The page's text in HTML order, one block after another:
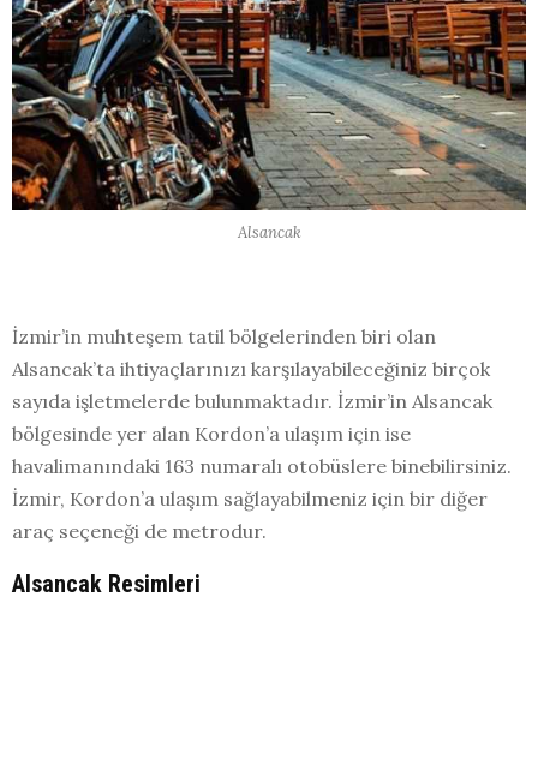
Alsancak
İzmir’in muhteşem tatil bölgelerinden biri olan
Alsancak’ta ihtiyaçlarınızı karşılayabileceğiniz birçok
sayıda işletmelerde bulunmaktadır. İzmir’in Alsancak
bölgesinde yer alan Kordon’a ulaşım için ise
havalimanındaki 163 numaralı otobüslere binebilirsiniz.
İzmir, Kordon’a ulaşım sağlayabilmeniz için bir diğer
araç seçeneği de metrodur.
Alsancak Resimleri